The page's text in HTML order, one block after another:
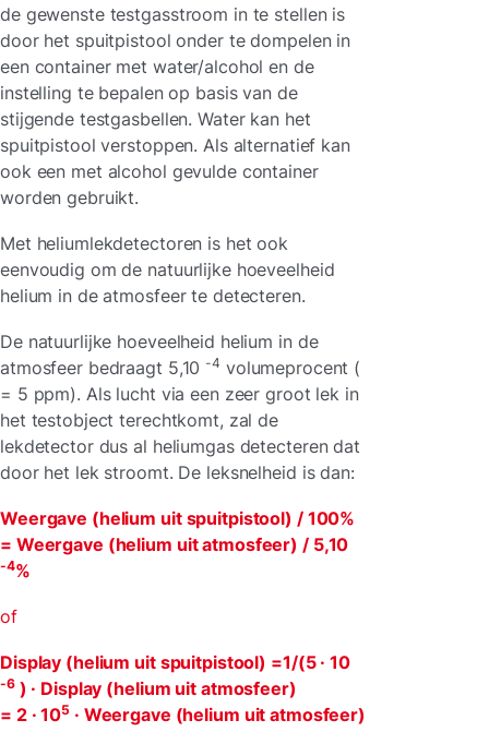
de gewenste testgasstroom in te stellen is
door het spuitpistool onder te dompelen in
een container met water/alcohol en de
instelling te bepalen op basis van de
stijgende testgasbellen. Water kan het
spuitpistool verstoppen. Als alternatief kan
ook een met alcohol gevulde container
worden gebruikt.
Met heliumlekdetectoren is het ook
eenvoudig om de natuurlijke hoeveelheid
helium in de atmosfeer te detecteren.
De natuurlijke hoeveelheid helium in de
atmosfeer bedraagt 5,10 -4 volumeprocent (
= 5 ppm). Als lucht via een zeer groot lek in
het testobject terechtkomt, zal de
lekdetector dus al heliumgas detecteren dat
door het lek stroomt. De leksnelheid is dan:
Weergave (helium uit spuitpistool) / 100%
= Weergave (helium uit atmosfeer) / 5,10
-4%
of
Display (helium uit spuitpistool) =1/(5 · 10
-6) · Display (helium uit atmosfeer)
= 2 · 105· Weergave (helium uit atmosfeer)